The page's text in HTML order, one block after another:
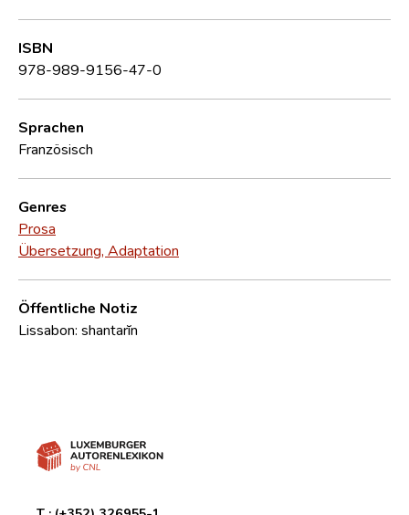
ISBN
978-989-9156-47-0
Sprachen
Französisch
Genres
Prosa
Übersetzung, Adaptation
Öffentliche Notiz
Lissabon: shantarĭn